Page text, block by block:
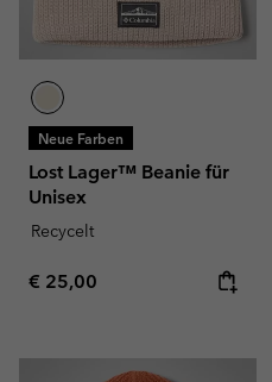
Neue Farben
Lost Lager™ Beanie für
Unisex
Recycelt
Regular price:
€ 25,00